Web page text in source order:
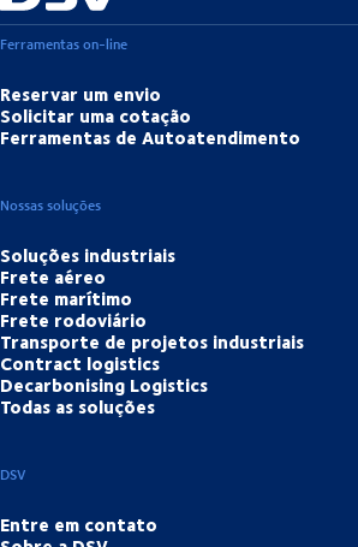
Ferramentas on-line
Reservar um envio
Solicitar uma cotação
Ferramentas de Autoatendimento
Nossas soluções
Soluções industriais
Frete aéreo
Frete marítimo
Frete rodoviário
Transporte de projetos industriais
Contract logistics
Decarbonising Logistics
Todas as soluções
DSV
Entre em contato